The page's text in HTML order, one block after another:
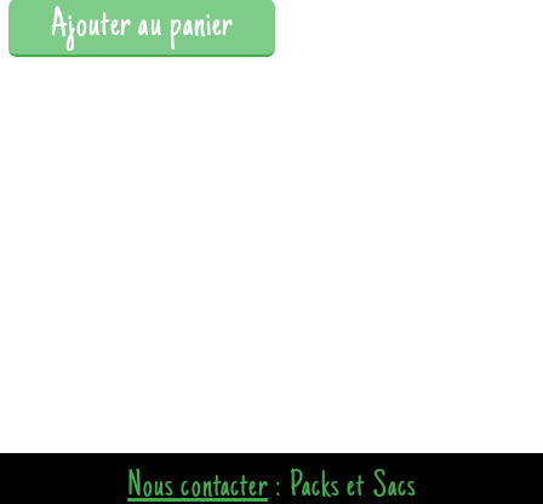
Ajouter au panier
Nous contacter: Packs et Sacs